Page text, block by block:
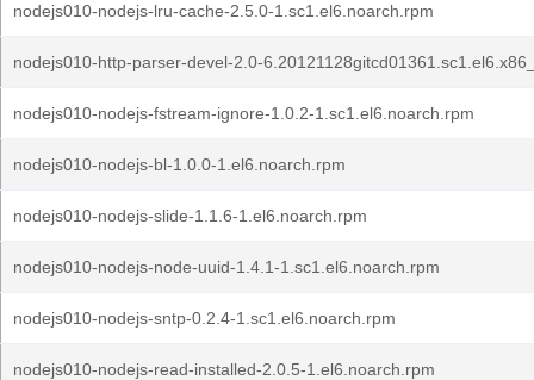
nodejs010-nodejs-lru-cache-2.5.0-1.sc1.el6.noarch.rpm
nodejs010-http-parser-devel-2.0-
nodejs010-nodejs-fstream-ignore-1.0.2-1.sc1.el6.noarch.rpm
nodejs010-nodejs-bl-1.0.0-1.el6.noarch.rpm
nodejs010-nodejs-slide-1.1.6-1.el6.noarch.rpm
nodejs010-nodejs-node-uuid-1.4.1-1.sc1.el6.noarch.rpm
nodejs010-nodejs-sntp-0.2.4-1.sc1.el6.noarch.rpm
nodejs010-nodejs-read-installed-2.0.5-1.el6.noarch.rpm